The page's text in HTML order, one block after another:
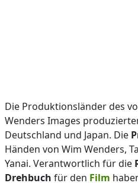
Die Produktionsländer des
Wenders Images
Deutschland und Japan. Die
Händen von Wim Wenders,
Yanai. Verantwortlich für die
Drehbuch für den Film